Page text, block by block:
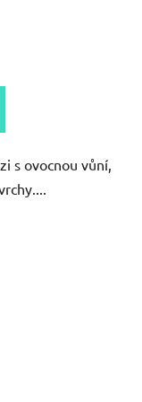
s ovocnou vůní,